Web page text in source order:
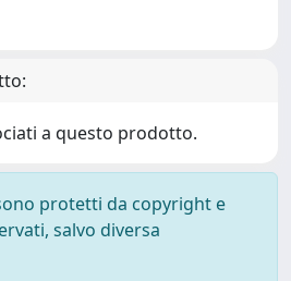
a questo prodotto.
protetti da copyright e
salvo diversa